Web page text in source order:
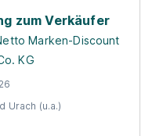
zum Verkäufer
Marken-Discount
KG
Urach (u.a.)